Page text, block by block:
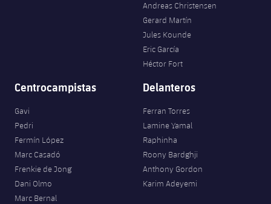
Andreas Christensen
Gerard Martín
Jules Kounde
Eric García
Héctor Fort
Centrocampistas
Gavi
Pedri
Fermín López
Marc Casadó
Frenkie de Jong
Dani Olmo
Marc Bernal
Delanteros
Ferran Torres
Lamine Yamal
Raphinha
Roony Bardghji
Anthony Gordon
Karim Adeyemi